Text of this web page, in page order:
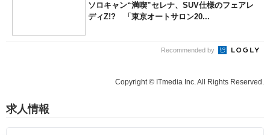
ソロキャン“満喫”セレナ、SUV仕様のフェアレ
ディZ!? 「東京オートサロン20...
Recommended by
Copyright © ITmedia Inc. All Rights Reserved.
求人情報